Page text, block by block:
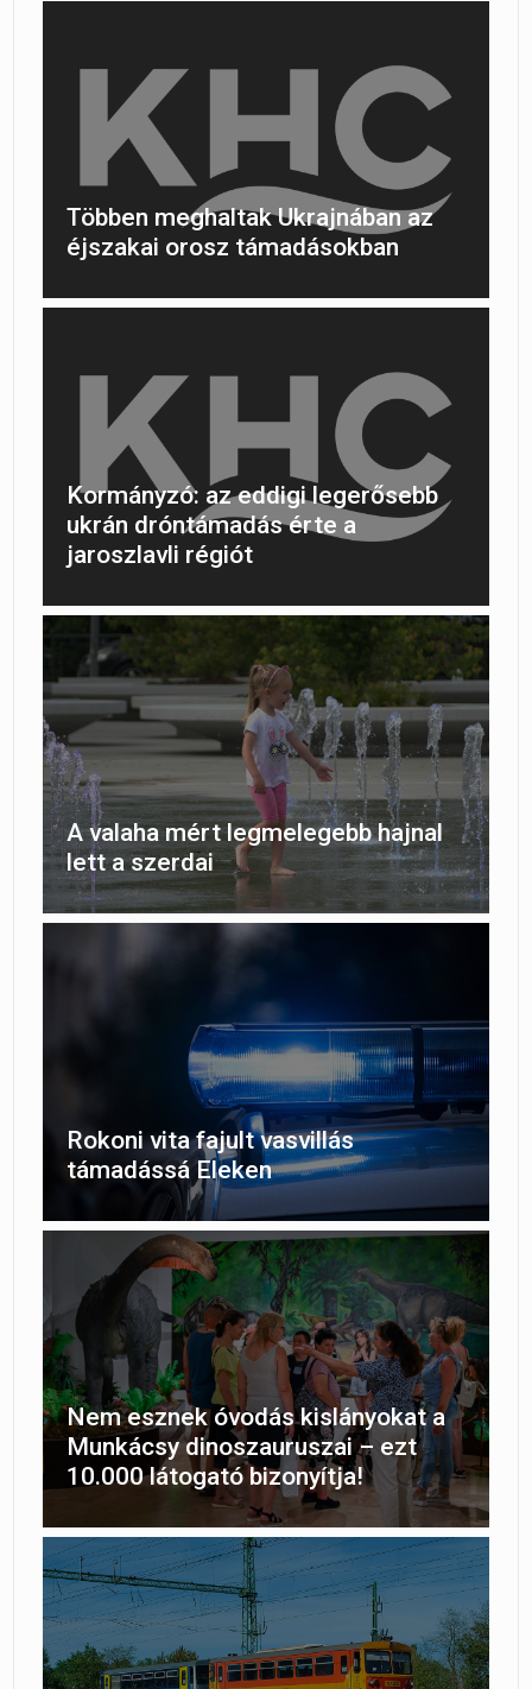
Többen meghaltak Ukrajnában az
éjszakai orosz támadásokban
Kormányzó: az eddigi legerősebb
ukrán dróntámadás érte a
jaroszlavli régiót
A valaha mért legmelegebb hajnal
lett a szerdai
Rokoni vita fajult vasvillás
támadássá Eleken
Nem esznek óvodás kislányokat a
Munkácsy dinoszauruszai – ezt
10.000 látogató bizonyítja!